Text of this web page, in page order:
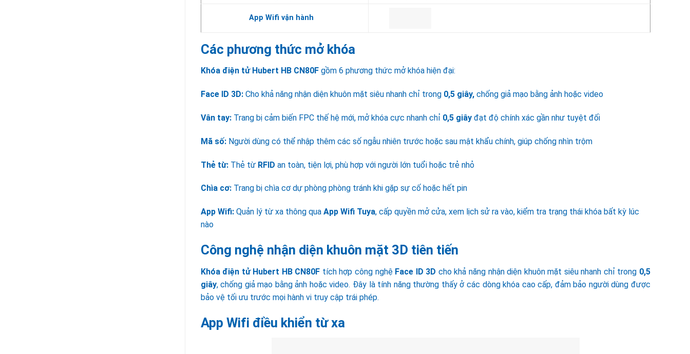
App Wifi vận hành
Các phương thức mở khóa
Khóa điện tử Hubert HB CN80F gồm 6 phương thức mở khóa hiện đại:
Face ID 3D:Cho khả năng nhận diện khuôn mặt siêu nhanh chỉ trong 0,5 giây,chống giả mạo bằng ảnh hoặc video
Vân tay:Trang bị cảm biến FPC thế hệ mới, mở khóa cực nhanh chỉ 0,5 giâyđạt độ chính xác gần như tuyệt đối
Mã số:Người dùng có thể nhập thêm các số ngẫu nhiên trước hoặc sau mật khẩu chính, giúp chống nhìn trộm
Thẻ từ:Thẻ từ RFID an toàn, tiện lợi, phù hợp với người lớn tuổi hoặc trẻ nhỏ
Chìa cơ:Trang bị chìa cơ dự phòng phòng tránh khi gặp sự cố hoặc hết pin
App Wifi:Quản lý từ xa thông qua App Wifi Tuya, cấp quyền mở cửa, xem lịch sử ra vào, kiểm tra trạng thái khóa bất kỳ lúc
nào
Công nghệ nhận diện khuôn mặt 3D tiên tiến
Khóa điện tử Hubert HB CN80F tích hợp công nghệ Face ID 3D cho khả năng nhận diện khuôn mặt siêu nhanh chỉ trong 0,5
giây, chống giả mạo bằng ảnh hoặc video. Đây là tính năng thường thấy ở các dòng khóa cao cấp, đảm bảo người dùng được
bảo vệ tối ưu trước mọi hành vi truy cập trái phép.
App Wifi điều khiển từ xa